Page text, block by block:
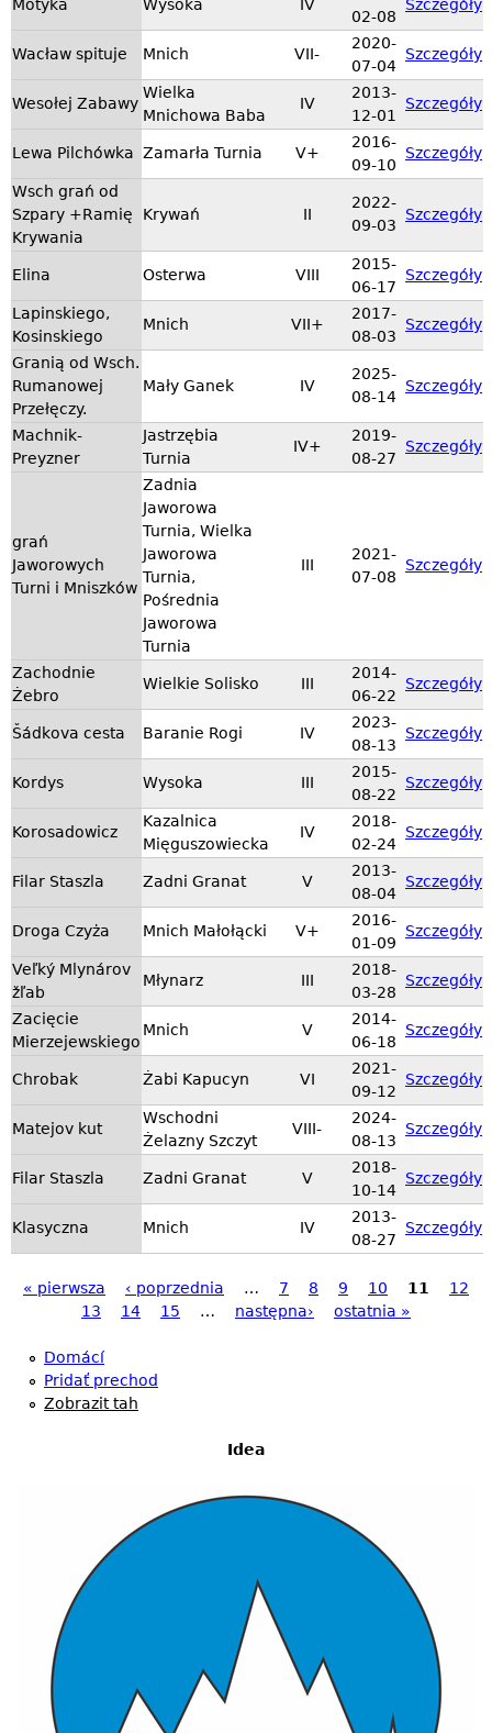
Motyka Wysoka IV
02-08
Szczegóły
Wacław spituje Mnich VII-
2020-
07-04
Szczegóły
Wesołej Zabawy
Wielka
Mnichowa Baba
IV
2013-
12-01
Szczegóły
Lewa Pilchówka Zamarła Turnia V+
2016-
09-10
Szczegóły
Wsch grań od
Szpary +Ramię
Krywania
Krywań II
2022-
09-03
Szczegóły
Elina Osterwa VIII
2015-
06-17
Szczegóły
Lapinskiego,
Kosinskiego
Mnich VII+
2017-
08-03
Szczegóły
Granią od Wsch.
Rumanowej
Przełęczy.
Mały Ganek IV
2025-
08-14
Szczegóły
Machnik-
Preyzner
Jastrzębia
Turnia
IV+
2019-
08-27
Szczegóły
grań
Jaworowych
Turni i Mniszków
Zadnia
Jaworowa
Turnia, Wielka
Jaworowa
Turnia,
Pośrednia
Jaworowa
Turnia
III
2021-
07-08
Szczegóły
Zachodnie
Żebro
Wielkie Solisko III
2014-
06-22
Szczegóły
Šádkova cesta Baranie Rogi IV
2023-
08-13
Szczegóły
Kordys Wysoka III
2015-
08-22
Szczegóły
Korosadowicz
Kazalnica
Mięguszowiecka
IV
2018-
02-24
Szczegóły
Filar Staszla Zadni Granat V
2013-
08-04
Szczegóły
Droga Czyża Mnich Małołącki V+
2016-
01-09
Szczegóły
Veľký Mlynárov
žľab
Młynarz III
2018-
03-28
Szczegóły
Zacięcie
Mierzejewskiego
Mnich V
2014-
06-18
Szczegóły
Chrobak Żabi Kapucyn VI
2021-
09-12
Szczegóły
Matejov kut
Wschodni
Żelazny Szczyt
VIII-
2024-
08-13
Szczegóły
Filar Staszla Zadni Granat V
2018-
10-14
Szczegóły
Klasyczna Mnich IV
2013-
08-27
Szczegóły
« pierwsza ‹ poprzednia … 7 8 9 10 11
12
13
14 15 … następna› ostatnia »
Domácí
Pridať prechod
Zobrazit tah
Idea